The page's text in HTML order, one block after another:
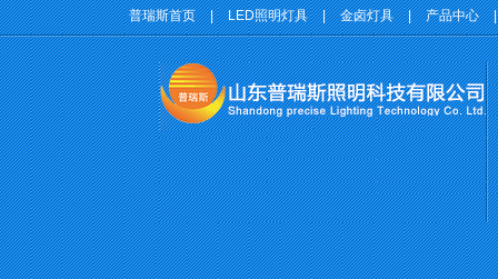
普瑞斯首页 | LED照明灯具 | 金卤灯具 | 产品中心 |